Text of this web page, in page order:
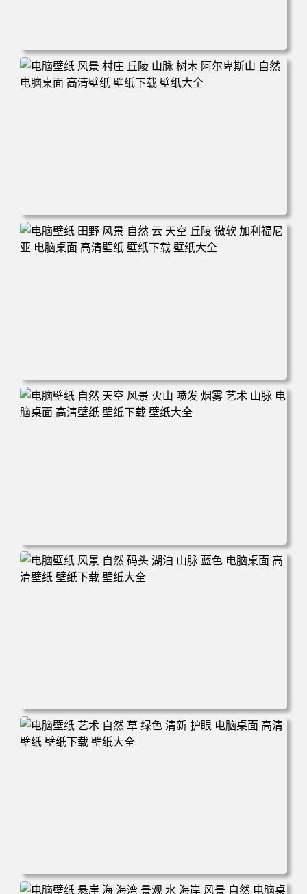
电脑壁纸 自然 树木 天空 星星 景观 夜晚 电脑桌面 高清壁纸
壁纸下载 壁纸大全
电脑壁纸 风景 村庄 丘陵 山脉 树木 阿尔卑斯山 自然 电脑桌
面 高清壁纸 壁纸下载 壁纸大全
电脑壁纸 田野 风景 自然 云 天空 丘陵 微软 加利福尼亚 电
脑桌面 高清壁纸 壁纸下载 壁纸大全
电脑壁纸 自然 天空 风景 火山 喷发 烟雾 艺术 山脉 电脑桌
面 高清壁纸 壁纸下载 壁纸大全
电脑壁纸 风景 自然 码头 湖泊 山脉 蓝色 电脑桌面 高清壁纸
壁纸下载 壁纸大全
电脑壁纸 艺术 自然 草 绿色 清新 护眼 电脑桌面 高清壁纸